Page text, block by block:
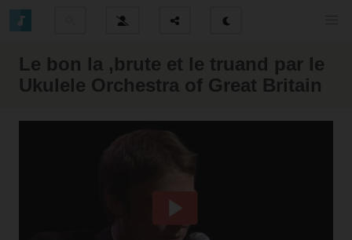
Le bon la ,brute et le truand par le
Ukulele Orchestra of Great Britain